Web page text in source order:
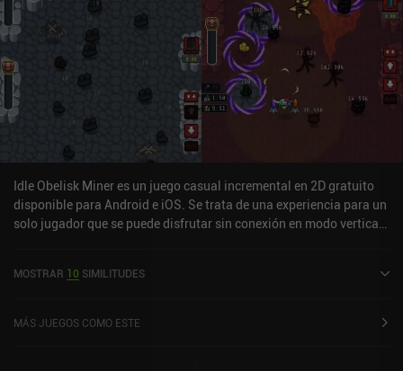
anuncio incentivado para recibir un impulso aleatorio que hace
que progresar sea un poco más rápido.
Idle Obelisk Miner es un juego casual incremental en 2D gratuito
disponible para Android e iOS. Se trata de una experiencia para un
solo jugador que se puede disfrutar sin conexión en modo vertical.
cuenta actualmente con una puntuación de 4,8 sobre 5,0 en Google
MOSTRAR 10 SIMILITUDES
MÁS JUEGOS COMO ESTE